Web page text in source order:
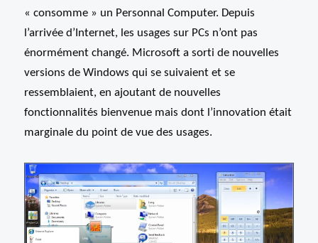
« consomme » un Personnal Computer. Depuis
l’arrivée d’Internet, les usages sur PCs n’ont pas
énormément changé. Microsoft a sorti de nouvelles
versions de Windows qui se suivaient et se
ressemblaient, en ajoutant de nouvelles
fonctionnalités bienvenue mais dont l’innovation était
marginale du point de vue des usages.